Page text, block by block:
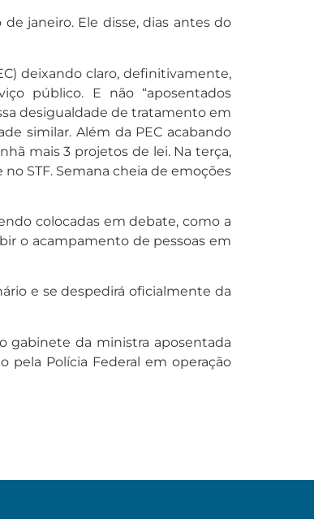
janeiro. Ele disse, dias antes do
deixando claro, definitivamente,
público. E não “aposentados
desigualdade de tratamento em
similar. Além da PEC acabando
mais 3 projetos de lei. Na terça,
STF. Semana cheia de emoções
colocadas em debate, como a
o acampamento de pessoas em
e se despedirá oficialmente da
gabinete da ministra aposentada
pela Polícia Federal em operação